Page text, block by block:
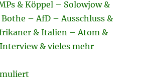
& Köppel – Solowjow &
– AfD – Ausschluss &
& Italien – Atom &
& vieles mehr